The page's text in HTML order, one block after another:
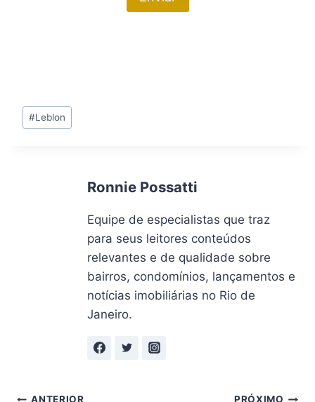
Tags
do
#Leblon
Ronnie Possatti
Equipe de especialistas que traz
para seus leitores conteúdos
relevantes e de qualidade sobre
bairros, condomínios, lançamentos e
notícias imobiliárias no Rio de
Janeiro.
ANTERIOR PRÓXIMO